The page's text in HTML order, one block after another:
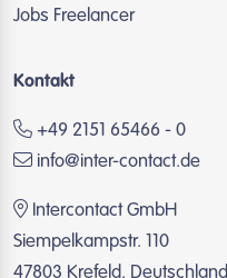
Jobs Freelancer
Kontakt
+49 2151 65466 - 0
info@inter-contact.de
Intercontact GmbH
Siempelkampstr. 110
47803 Krefeld, Deutschland